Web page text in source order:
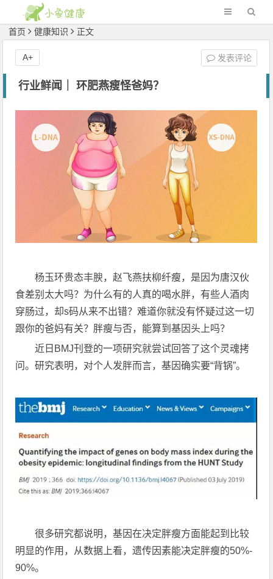
首页 健康知识 正文
行业鲜闻｜ 环肥燕瘦怪爸妈？
杨玉环贵态丰腴，赵飞燕扶柳纤瘦，是因为唐汉伙
食差别太大吗？为什么有的人真的喝水胖，有些人酒肉
穿肠过，却s码从来不出错？难道你就没有怀疑过这一切
跟你的爸妈有关？胖瘦与否，能算到基因头上吗？
近日 BMJ刊登的一项研究就尝试回答了这个灵魂拷
问。研究表明，对个人发胖而言，基因确实要“背锅”。
很多研究都说明，基因在决定胖瘦方面能起到比较
明显的作用，从数据上看，遗传因素能决定胖瘦的50%-
90%。
发表评论
A+